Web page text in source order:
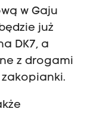
w Gaju
już
DK7, a
z drogami
zakopianki.